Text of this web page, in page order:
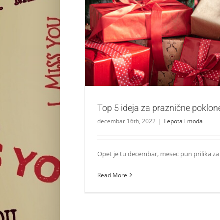
Top 5 ideja za praznične poklone
Lepota i moda
Top 5 ideja za praznične
decembar 16th, 2022 | Lepota i moda
Opet je tu decembar, mesec pun prilika
Read More